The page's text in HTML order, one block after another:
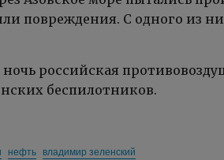
повреждения. С одного из
российская
беспилотников.
нефть владимир зеленский